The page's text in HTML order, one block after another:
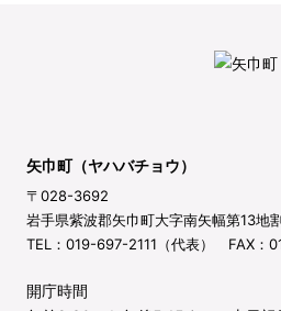
矢巾町（ヤハバチョウ）
〒028-3692
岩手県紫波郡矢巾町大字南矢幅第13地
TEL：019-697-2111（代表） FAX：
開庁時間